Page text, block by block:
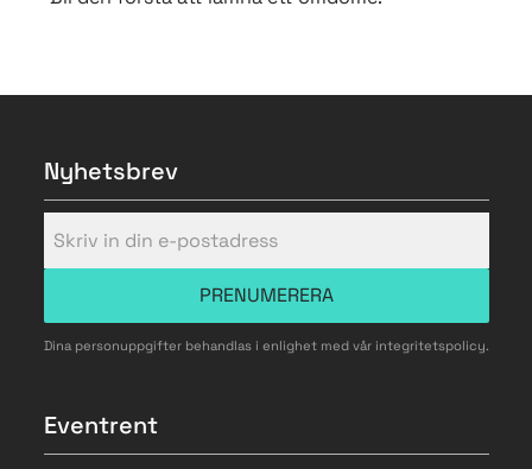
Nyhetsbrev
PRENUMERERA
Dina personuppgifter behandlas i enlighet med vår integritetspolicy.
Eventrent